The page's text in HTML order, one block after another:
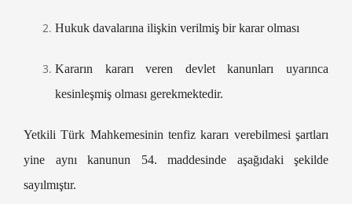
Hukuk davalarına ilişkin verilmiş bir karar olması
Kararın kararı veren devlet kanunları uyarınca
kesinleşmiş olması gerekmektedir.
Yetkili Türk Mahkemesinin tenfiz kararı verebilmesi şartları
yine aynı kanunun 54. maddesinde aşağıdaki şekilde
sayılmıştır.